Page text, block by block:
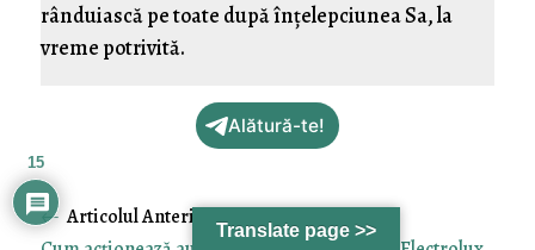
rânduiască pe toate după înţelepciunea Sa, la
vreme potrivită.
Alătură-te!
←
Translate page >>
15